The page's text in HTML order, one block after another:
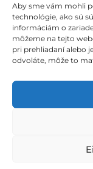
Aby sme vám mohli
technológie, ako sú
informáciám o
môžeme na tejto
pri prehliadaní alebo
odvoláte, môže to
GO TO PAGE »
content/
vlastníte